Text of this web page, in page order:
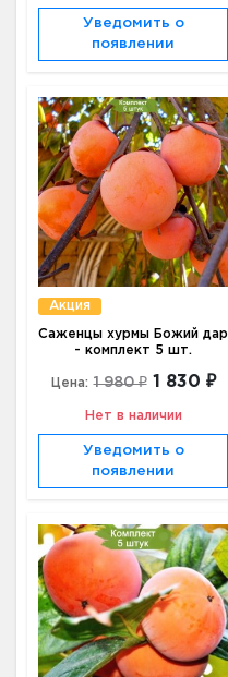
Уведомить о
появлении
Акция
Саженцы хурмы Божий дар
- комплект 5 шт.
Цена: 1 980 ₽ 1 830 ₽
Нет в наличии
Уведомить о
появлении